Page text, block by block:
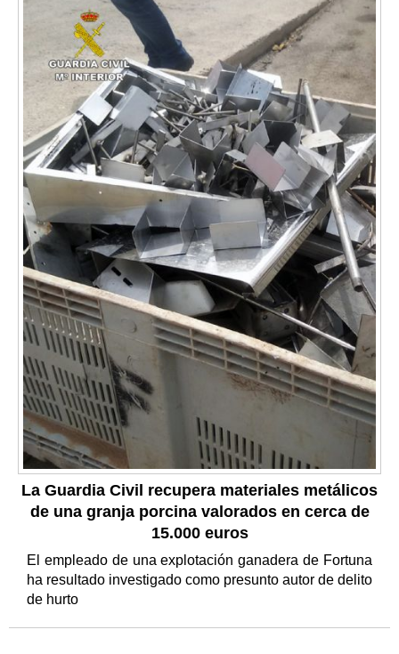
La Guardia Civil recupera materiales metálicos
de una granja porcina valorados en cerca de
15.000 euros
El empleado de una explotación ganadera de Fortuna
ha resultado investigado como presunto autor de delito
de hurto